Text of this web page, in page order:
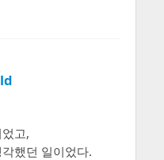
고,
했던 일이었다.